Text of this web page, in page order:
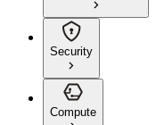
Security
Compute